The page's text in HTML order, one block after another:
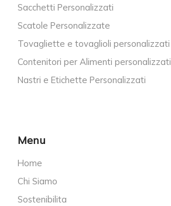
Sacchetti Personalizzati
Scatole Personalizzate
Tovagliette e tovaglioli personalizzati
Contenitori per Alimenti personalizzati
Nastri e Etichette Personalizzati
Menu
Home
Chi Siamo
Sostenibilita